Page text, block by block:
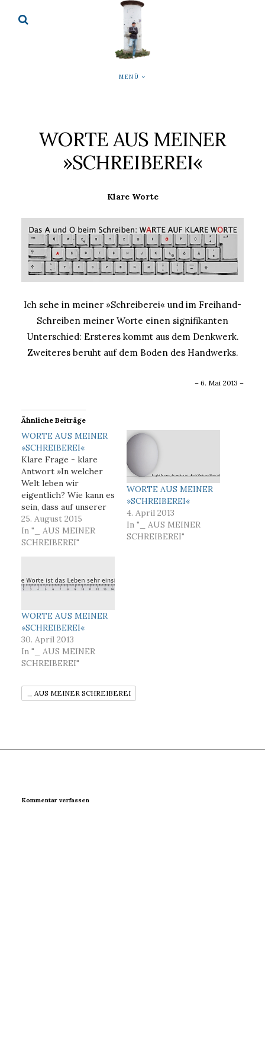
MENÜ
WORTE AUS MEINER
»SCHREIBEREI«
Klare Worte
Ich sehe in meiner »Schreiberei« und im Freihand-
Schreiben meiner Worte einen signifikanten
Unterschied: Ersteres kommt aus dem Denkwerk.
Zweiteres beruht auf dem Boden des Handwerks.
– 6. Mai 2013 –
Ähnliche Beiträge
WORTE AUS MEINER
»SCHREIBEREI«
Klare Frage - klare
Antwort »In welcher
Welt leben wir
eigentlich? Wie kann es
sein, dass auf unserer
Erde diejenigen, die
hinter dem Mond
leben, immer noch
unser Universum auch
in Sachen ›geistiger
- 25. August 2015 -
25. August 2015
In "_ AUS MEINER
SCHREIBEREI"
WORTE AUS MEINER
»SCHREIBEREI«
4. April 2013
In "_ AUS MEINER
SCHREIBEREI"
WORTE AUS MEINER
»SCHREIBEREI«
30. April 2013
In "_ AUS MEINER
SCHREIBEREI"
_ AUS MEINER SCHREIBEREI
Kommentar verfassen